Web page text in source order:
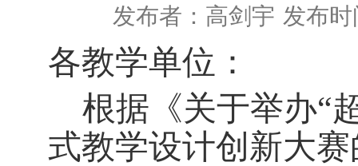
发布者：高剑宇 发布
各教学单位：
根据《关于举办“
式教学设计创新大